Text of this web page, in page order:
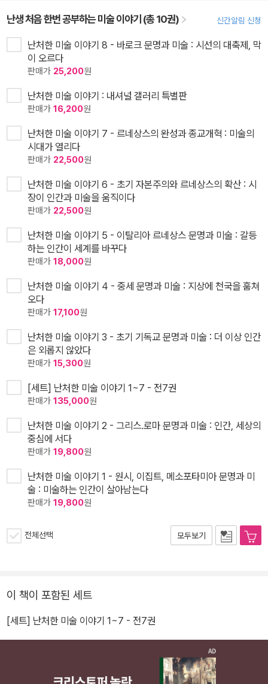
난생 처음 한번 공부하는 미술 이야기 (총 10권) 신간알림 신청
난처한 미술 이야기 8 - 바로크 문명과 미술 : 시선의 대축제, 막
이 오르다
판매가 25,200원
난처한 미술 이야기 : 내셔널 갤러리 특별판
판매가 16,200원
난처한 미술 이야기 7 - 르네상스의 완성과 종교개혁 : 미술의
시대가 열리다
판매가 22,500원
난처한 미술 이야기 6 - 초기 자본주의와 르네상스의 확산 : 시
장이 인간과 미술을 움직이다
판매가 22,500원
난처한 미술 이야기 5 - 이탈리아 르네상스 문명과 미술 : 갈등
하는 인간이 세계를 바꾸다
판매가 18,000원
난처한 미술 이야기 4 - 중세 문명과 미술 : 지상에 천국을 훔쳐
오다
판매가 17,100원
난처한 미술 이야기 3 - 초기 기독교 문명과 미술 : 더 이상 인간
은 외롭지 않았다
판매가 15,300원
[세트] 난처한 미술 이야기 1~7 - 전7권
판매가 135,000원
난처한 미술 이야기 2 - 그리스.로마 문명과 미술 : 인간, 세상의
중심에 서다
판매가 19,800원
난처한 미술 이야기 1 - 원시, 이집트, 메소포타미아 문명과 미
술 : 미술하는 인간이 살아남는다
판매가 19,800원
전체선택 모두보기
이 책이 포함된 세트
[세트] 난처한 미술 이야기 1~7 - 전7권